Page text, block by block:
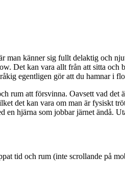
känner sig fullt delaktig och
Det kan vara allt från att sitta och
egentligen gör att du hamnar i
rum att försvinna. Oavsett vad
det kan vara om man är fysiskt
hjärna som jobbar järnet ändå.
tid och rum (inte scrollande på